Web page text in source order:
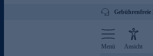
Gebührenfreie
Menü Ansicht